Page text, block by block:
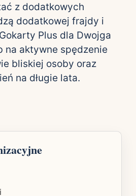
z dodatkowych
dodatkowej frajdy i
Plus dla Dwojga
na aktywne spędzenie
bliskiej osoby oraz
na długie lata.